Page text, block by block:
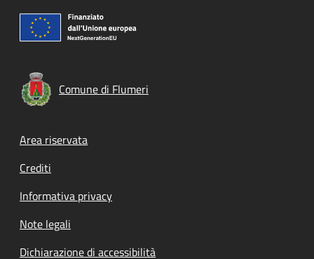
Comune di Flumeri
Footer menu
Area riservata
Crediti
Informativa privacy
Note legali
Dichiarazione di accessibilità